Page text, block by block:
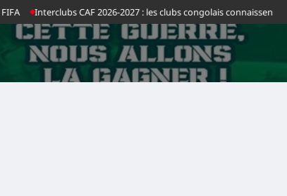
Interclubs CAF 2026-2027 : les clubs congolais connaissent leurs